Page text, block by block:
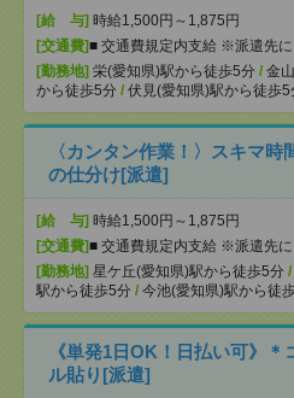
[給 与] 時給1,500円～1,875円
[交通費]■ 交通費規定内支給 ※派遣先に
[勤務地] 栄(愛知県)駅から徒歩5分 / 金
から徒歩5分 / 伏見(愛知県)駅から徒歩5
〈カンタン作業！〉スキマ
の仕分け[派遣]
[給 与] 時給1,500円～1,875円
[交通費]■ 交通費規定内支給 ※派遣先に
[勤務地] 星ケ丘(愛知県)駅から徒歩5分 /
駅から徒歩5分 / 今池(愛知県)駅から徒
《単発1日OK！日払い可》
ル貼り[派遣]